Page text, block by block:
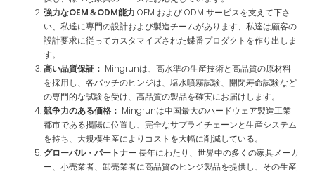
強力なOEM＆ODM能力 OEM および ODM サービスを支えて下さ
い、私達に専門の設計および製造チームがあります、私達は顧客の
設計要求に従ってカスタマイズされた蝶番プロダクトを作り出しま
す。
高い品質保証： Mingrunは、高水準の生産技術と高品質の原材料
を採用し、各バッチのヒンジは、塩水噴霧試験、開閉寿命試験など
の専門的な試験を受け、高品質の製品を確実にお届けします。
競争力のある価格： Mingrunは中国最大のハードウェア製造工業
都市である揭陽に位置し、完全なサプライチェーンと生産システム
を持ち、大規模生産によりコストを大幅に削減している。
グローバル・パートナー長年にわたり、世界中の多くの家具メーカ
ー、小売業者、卸売業者に高品質のヒンジ製品を提供し、その生産